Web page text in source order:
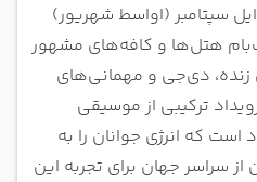
سپتامبر (اواسط شهریور)
هتل‌ها و کافه‌های مشهور
دی‌جی و مهمانی‌های
ترکیبی از موسیقی
که انرژی جوانان را به
سراسر جهان برای تجربه این